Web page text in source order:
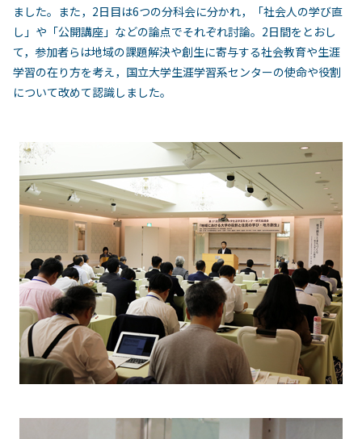
ました。また，2日目は6つの分科会に分かれ，「社会人の学び直
し」や「公開講座」などの論点でそれぞれ討論。2日間をとおし
て，参加者らは地域の課題解決や創生に寄与する社会教育や生涯
学習の在り方を考え，国立大学生涯学習系センターの使命や役割
について改めて認識しました。